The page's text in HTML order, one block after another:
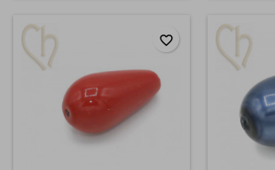
favorite_border